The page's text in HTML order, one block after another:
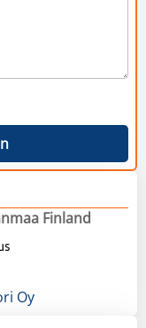
Finland
Oy